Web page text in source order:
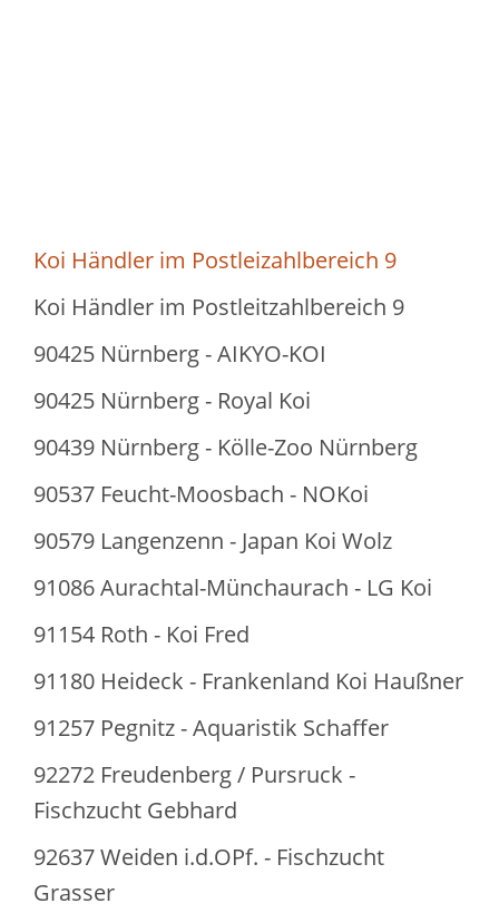
Koi Händler im Postleizahlbereich 9
Koi Händler im Postleitzahlbereich 9
90425 Nürnberg - AIKYO-KOI
90425 Nürnberg - Royal Koi
90439 Nürnberg - Kölle-Zoo Nürnberg
90537 Feucht-Moosbach - NOKoi
90579 Langenzenn - Japan Koi Wolz
91086 Aurachtal-Münchaurach - LG Koi
91154 Roth - Koi Fred
91180 Heideck - Frankenland Koi Haußner
91257 Pegnitz - Aquaristik Schaffer
92272 Freudenberg / Pursruck -
Fischzucht Gebhard
92637 Weiden i.d.OPf. - Fischzucht
Grasser